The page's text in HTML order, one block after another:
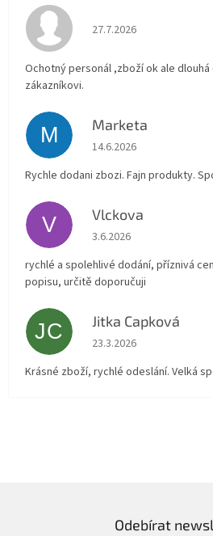
Hodnocení obchodu je 4
27.7.2026
Ochotný personál ,zboží ok ale
zákazníkovi.
M Marketa
Hodnocení obchodu je 5
14.6.2026
Rychle dodani zbozi. Fajn produkty.
V Vlckova
Hodnocení obchodu je 5
3.6.2026
rychlé a spolehlivé dodání, příznivá
popisu, určitě doporučuji
JC Jitka Capková
Hodnocení obchodu je 5
23.3.2026
Krásné zboží, rychlé odeslání. Velká
Odebírat